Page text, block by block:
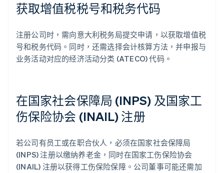
获取增值税税号和税务代码
注册公司时，需向意大利税务局提交申请，以获取增值税
号和税务代码。同时，还需选择会计核算方法，并申报与
业务活动对应的经济活动分类 (ATECO) 代码。
在国家社会保障局 (INPS) 及国家工
伤保险协会 (INAIL) 注册
若公司有员工或在职合伙人，必须在国家社会保障局
(INPS) 注册以缴纳养老金，同时在国家工伤保险协会
(INAIL) 注册以获得工伤保险保障。公司董事可能还需加